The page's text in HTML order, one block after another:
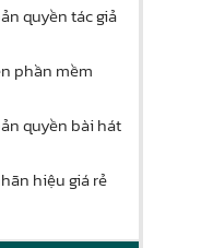
quyền tác giả
phần mềm
quyền bài hát
hiệu giá rẻ